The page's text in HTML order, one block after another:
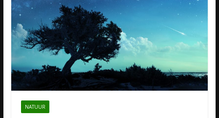
NATUUR